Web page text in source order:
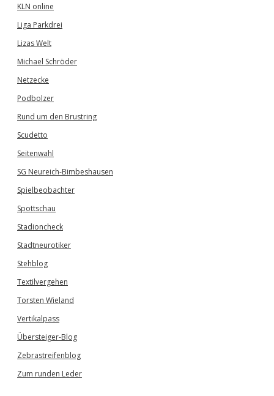
KLN online
Liga Parkdrei
Lizas Welt
Michael Schröder
Netzecke
Podbolzer
Rund um den Brustring
Scudetto
Seitenwahl
SG Neureich-Bimbeshausen
Spielbeobachter
Spottschau
Stadioncheck
Stadtneurotiker
Stehblog
Textilvergehen
Torsten Wieland
Vertikalpass
Übersteiger-Blog
Zebrastreifenblog
Zum runden Leder